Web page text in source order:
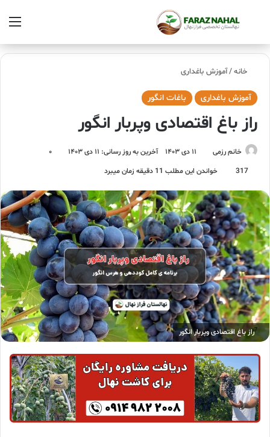
خانه/آموزش باغداری
آموزش باغداری باغات انگور
راز باغ اقتصادی وپربار انگور
خانم رزمی ۱۱ دی ۱۴۰۳ آخرین به روز رسانی: ۱۱ دی ۱۴۰۳
۰
317
خواندن این مطلب 11 دقیقه زمان میبرد
راز باغ اقتصادی وپربار انگور